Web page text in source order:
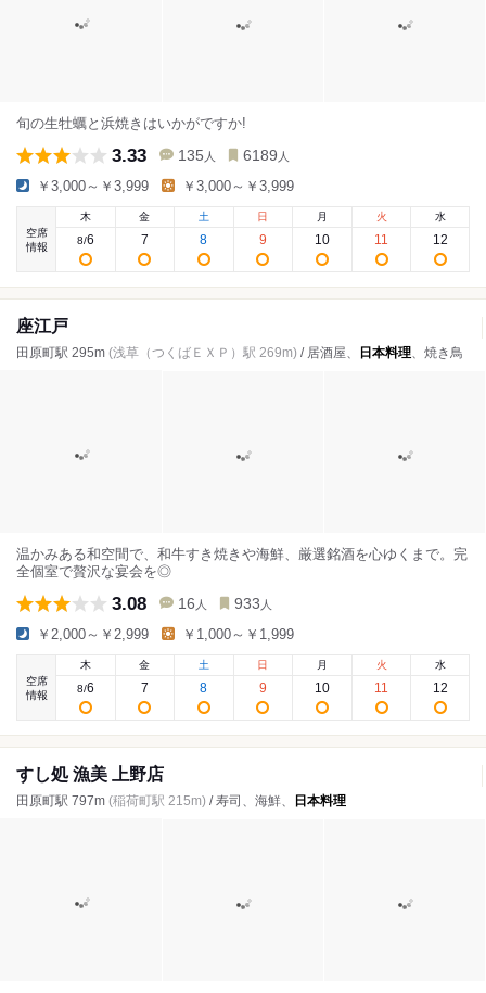
旬の生牡蠣と浜焼きはいかがですか!
3.33 135 人 6189 人
￥3,000～￥3,999 ￥3,000～￥3,999
空席
情報
木
8/6
金
7
土
8
日
9
月
10
火
11
水
12
座江戸
田原町駅 295m (浅草（つくばＥＸＰ）駅 269m) / 居酒屋、 日本料理、焼き鳥
温かみある和空間で、和牛すき焼きや海鮮、厳選銘酒を心ゆくまで。完
全個室で贅沢な宴会を◎
3.08 16 人 933 人
￥2,000～￥2,999 ￥1,000～￥1,999
空席
情報
木
8/6
金
7
土
8
日
9
月
10
火
11
水
12
すし処 漁美 上野店
田原町駅 797m (稲荷町駅 215m) / 寿司、海鮮、 日本料理